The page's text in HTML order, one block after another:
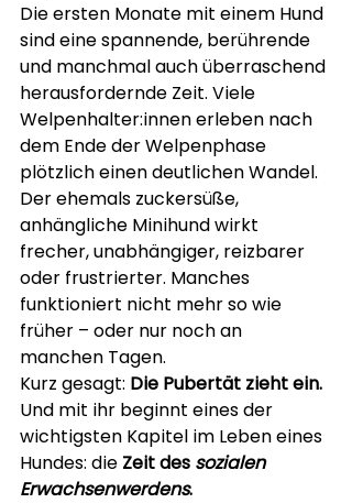
Die ersten Monate mit einem Hund
sind eine spannende, berührende
und manchmal auch überraschend
herausfordernde Zeit. Viele
Welpenhalter:innen erleben nach
dem Ende der Welpenphase
plötzlich einen deutlichen Wandel.
Der ehemals zuckersüße,
anhängliche Minihund wirkt
frecher, unabhängiger, reizbarer
oder frustrierter. Manches
funktioniert nicht mehr so wie
früher – oder nur noch an
manchen Tagen.
Kurz gesagt: Die Pubertät zieht ein.
Und mit ihr beginnt eines der
wichtigsten Kapitel im Leben eines
Hundes: die Zeit des sozialen
Erwachsenwerdens.